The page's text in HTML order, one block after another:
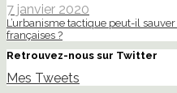
7 janvier 2020
L’urbanisme tactique peut-il
françaises ?
Retrouvez-nous sur Twitter
Mes Tweets